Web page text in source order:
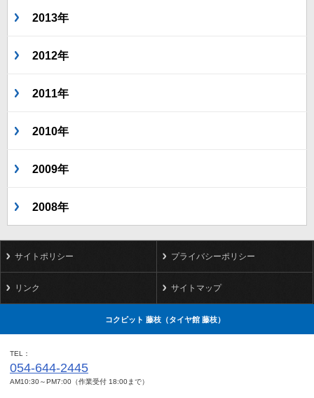
2013年
2012年
2011年
2010年
2009年
2008年
サイトポリシー プライバシーポリシー
リンク サイトマップ
コクピット 藤枝（タイヤ館 藤枝）
TEL
054-644-2445
AM10:30～PM7:00（作業受付 18:00まで）